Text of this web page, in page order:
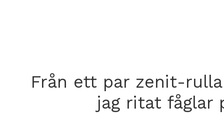
Från ett par zenit-
jag ritat fåglar